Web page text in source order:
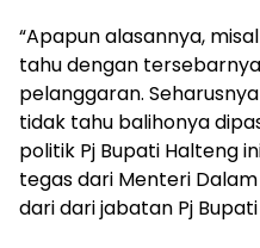
“Apapun alasannya,
tahu dengan
pelanggaran.
tidak tahu balihonya
politik Pj Bupati Halteng
tegas dari Menteri
dari dari jabatan Pj